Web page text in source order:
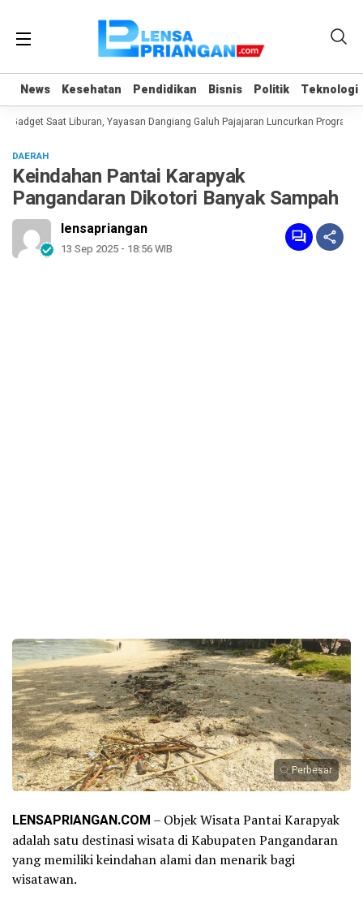
News Kesehatan Pendidikan Bisnis Politik Teknologi
News Kesehatan Pendidikan Bisnis Politik Teknologi
Saat Liburan, Yayasan Dangiang Galuh Pajajaran Luncurkan Program
DAERAH
Keindahan Pantai Karapyak
Pangandaran Dikotori Banyak Sampah
lensapriangan
13 Sep 2025 - 18:56 WIB
Perbesar
LENSAPRIANGAN.COM – Objek Wisata Pantai Karapyak
adalah satu destinasi wisata di Kabupaten Pangandaran
yang memiliki keindahan alami dan menarik bagi
wisatawan.